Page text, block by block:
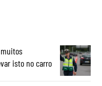
isto no carro